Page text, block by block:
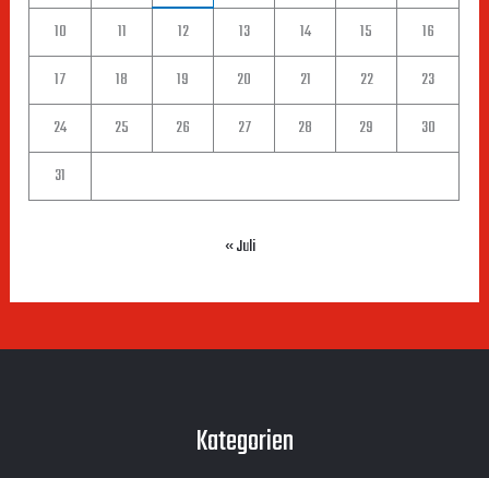
10
11 12 13 14 15
16
17
18 19 20 21 22
23
24
25 26 27 28 29
30
31
« Juli
Kategorien